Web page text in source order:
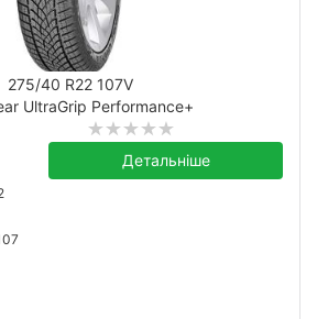
275/40 R22 107V
UltraGrip Performance+
Детальніше